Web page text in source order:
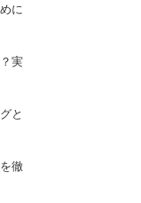
に
実
と
徹